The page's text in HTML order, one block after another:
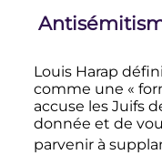
Louis Harap
comme une «
accuse les Juifs
donnée et de
parvenir à